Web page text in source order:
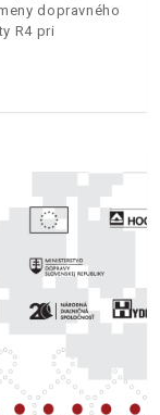
dopravného
R4 pri